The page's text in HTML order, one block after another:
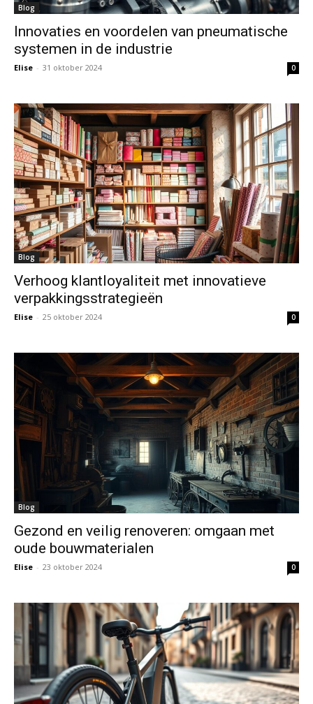
Blog
Innovaties en voordelen van pneumatische
systemen in de industrie
Elise - 31 oktober 2024 0
Blog
Verhoog klantloyaliteit met innovatieve
verpakkingsstrategieën
Elise - 25 oktober 2024 0
Blog
Gezond en veilig renoveren: omgaan met
oude bouwmaterialen
Elise - 23 oktober 2024 0